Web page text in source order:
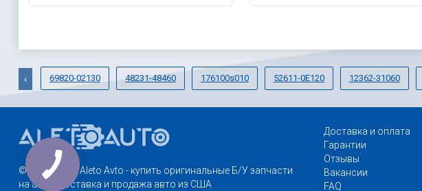
69820-02130 48231-48460 176100s010 52611-0E120 12362-31060
‹
© 2013-2026. Aleto Avto - купить оригинальные Б/У запчасти
на авто. Доставка и продажа авто из США
Доставка и оплата
Гарантии
Отзывы
Вакансии
FAQ